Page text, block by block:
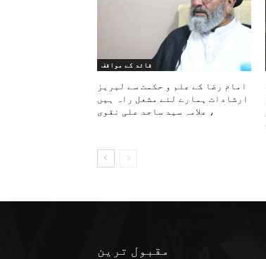
قائد کے مواقف
امام رضا کے علم و حکمت سے لبریز
ارشادات ہمارے لئے مشعل راہ ہیں
، علامہ سید ساجد علی نقوی
مقبول ترین